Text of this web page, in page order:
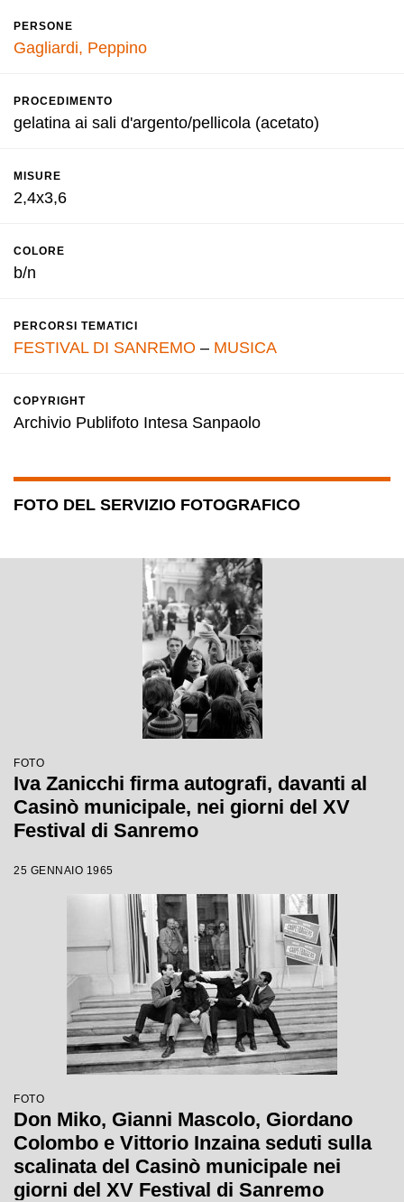
PERSONE
Gagliardi, Peppino
PROCEDIMENTO
gelatina ai sali d'argento/pellicola (acetato)
MISURE
2,4x3,6
COLORE
b/n
PERCORSI TEMATICI
FESTIVAL DI SANREMO – MUSICA
COPYRIGHT
Archivio Publifoto Intesa Sanpaolo
FOTO DEL SERVIZIO FOTOGRAFICO
FOTO
Iva Zanicchi firma autografi, davanti al
Casinò municipale, nei giorni del XV
Festival di Sanremo
25 GENNAIO 1965
FOTO
Don Miko, Gianni Mascolo, Giordano
Colombo e Vittorio Inzaina seduti sulla
scalinata del Casinò municipale nei
giorni del XV Festival di Sanremo